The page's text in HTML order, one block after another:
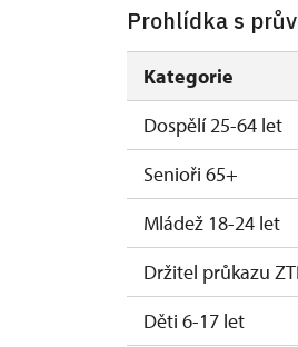
Prohlídka s
Kategorie
Dospělí 25-64 let
Senioři 65+
Mládež 18-24 let
Držitel průkazu
Děti 6-17 let